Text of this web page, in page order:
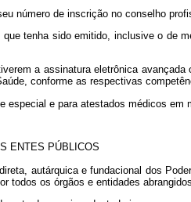
número de inscrição no conselho
tenha sido emitido, inclusive o de
a assinatura eletrônica avançada
conforme as respectivas
e para atestados médicos em
ENTES PÚBLICOS
autárquica e fundacional dos
todos os órgãos e entidades